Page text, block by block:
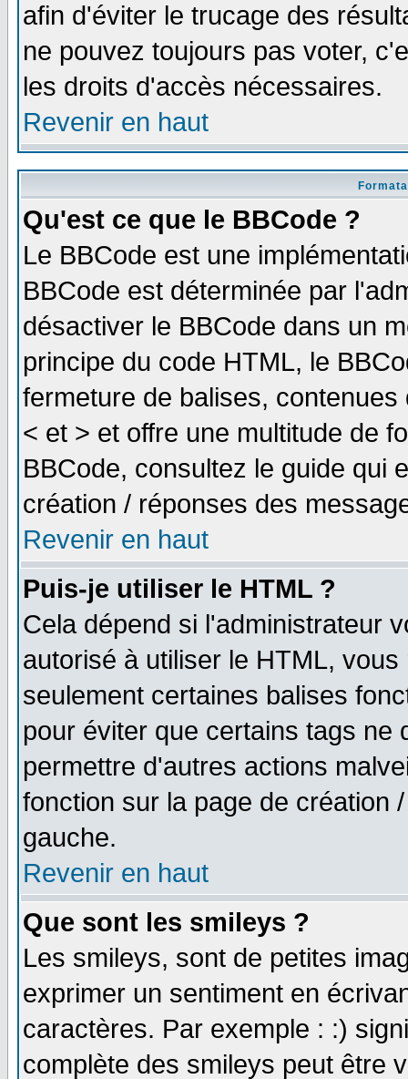
afin d'éviter le trucage des
ne pouvez toujours pas voter,
les droits d'accès nécessaires.
Revenir en haut
Qu'est ce que le BBCode ?
Le BBCode est une
BBCode est déterminée par
désactiver le BBCode dans un
principe du code HTML, le
fermeture de balises,
< et > et offre une multitude de
BBCode, consultez le guide qui
création / réponses des
Revenir en haut
Puis-je utiliser le HTML ?
Cela dépend si l'administrateur
autorisé à utiliser le HTML,
seulement certaines balises
pour éviter que certains tags ne
permettre d'autres actions
fonction sur la page de création
gauche.
Revenir en haut
Que sont les smileys ?
Les smileys, sont de petites
exprimer un sentiment en
caractères. Par exemple : :)
complète des smileys peut être